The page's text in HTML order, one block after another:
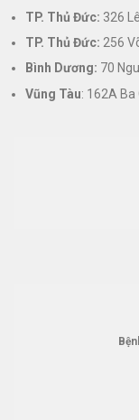
TP. Thủ Đức: 326
TP. Thủ Đức: 256
Bình Dương: 70
Vũng Tàu: 162A Ba